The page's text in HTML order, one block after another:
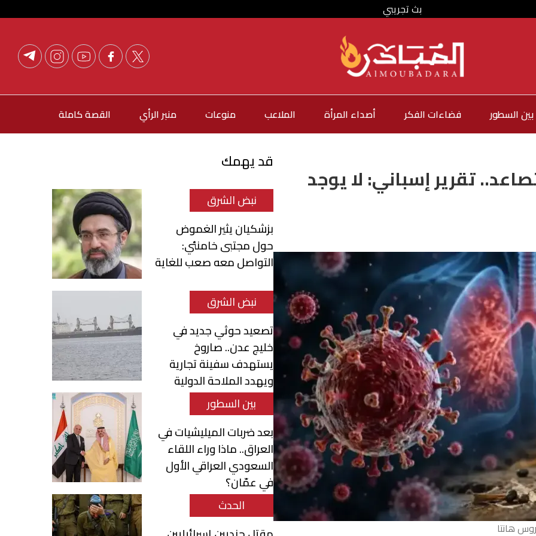
بث تجريبي
بين السطور فضاءات الفكر أصداء المرأة الملاعب منوعات منبر الرأي القصة كاملة
تقرير إسباني: لا يوجد
هانتا
قد يهمك
نبض الشرق
بزشكيان يثير الغموض
حول مجتبى خامنئي:
التواصل معه صعب للغاية
نبض الشرق
تصعيد حوثي جديد في
خليج عدن.. صاروخ
يستهدف سفينة تجارية
ويهدد الملاحة الدولية
بين السطور
بعد ضربات الميليشيات في
العراق.. ماذا وراء اللقاء
السعودي العراقي الأول
في عمّان؟
الحدث